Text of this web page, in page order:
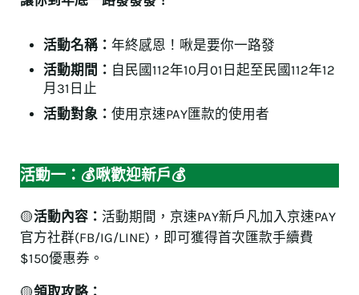
活動名稱：年終感恩！啾是要你一路發
活動期間： 自民國112年10月01日起至民國112年12
月31日止
活動對象：使用京速PAY匯款的使用者
活動一：💰啾歡迎新戶💰
🟡活動內容： 活動期間，京速PAY新戶凡加入京速PAY
官方社群(FB/IG/LINE)，即可獲得首次匯款手續費
$150優惠券。